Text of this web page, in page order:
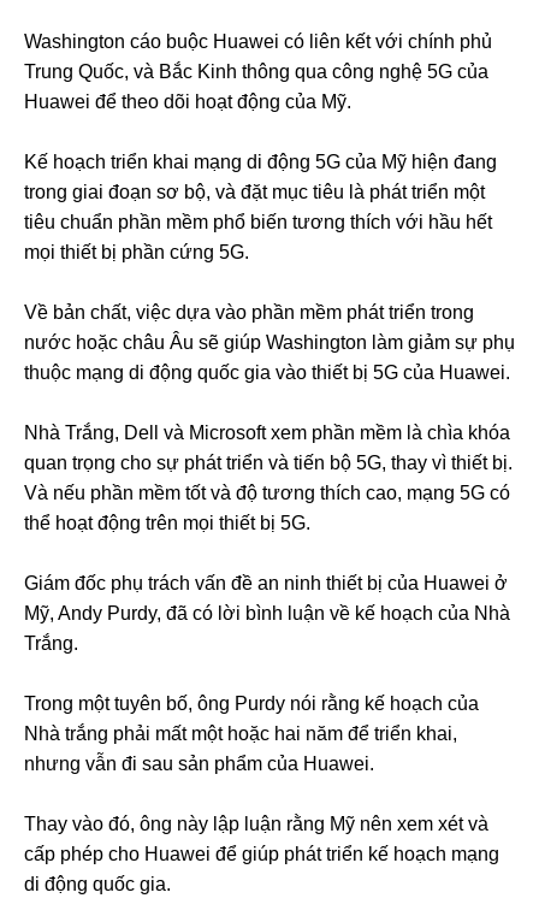
Washington cáo buộc Huawei có liên kết với chính phủ
Trung Quốc, và Bắc Kinh thông qua công nghệ 5G của
Huawei để theo dõi hoạt động của Mỹ.
Kế hoạch triển khai mạng di động 5G của Mỹ hiện đang
trong giai đoạn sơ bộ, và đặt mục tiêu là phát triển một
tiêu chuẩn phần mềm phổ biến tương thích với hầu hết
mọi thiết bị phần cứng 5G.
Về bản chất, việc dựa vào phần mềm phát triển trong
nước hoặc châu Âu sẽ giúp Washington làm giảm sự phụ
thuộc mạng di động quốc gia vào thiết bị 5G của Huawei.
Nhà Trắng, Dell và Microsoft xem phần mềm là chìa khóa
quan trọng cho sự phát triển và tiến bộ 5G, thay vì thiết bị.
Và nếu phần mềm tốt và độ tương thích cao, mạng 5G có
thể hoạt động trên mọi thiết bị 5G.
Giám đốc phụ trách vấn đề an ninh thiết bị của Huawei ở
Mỹ, Andy Purdy, đã có lời bình luận về kế hoạch của Nhà
Trắng.
Trong một tuyên bố, ông Purdy nói rằng kế hoạch của
Nhà trắng phải mất một hoặc hai năm để triển khai,
nhưng vẫn đi sau sản phẩm của Huawei.
Thay vào đó, ông này lập luận rằng Mỹ nên xem xét và
cấp phép cho Huawei để giúp phát triển kế hoạch mạng
di động quốc gia.